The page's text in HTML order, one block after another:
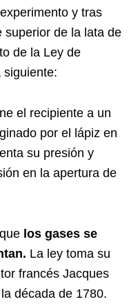
y tras
superior de la lata de
de la Ley de
siguiente:
el recipiente a un
por el lápiz en
su presión y
en la apertura de
los gases se
La ley toma su
francés Jacques
década de 1780.